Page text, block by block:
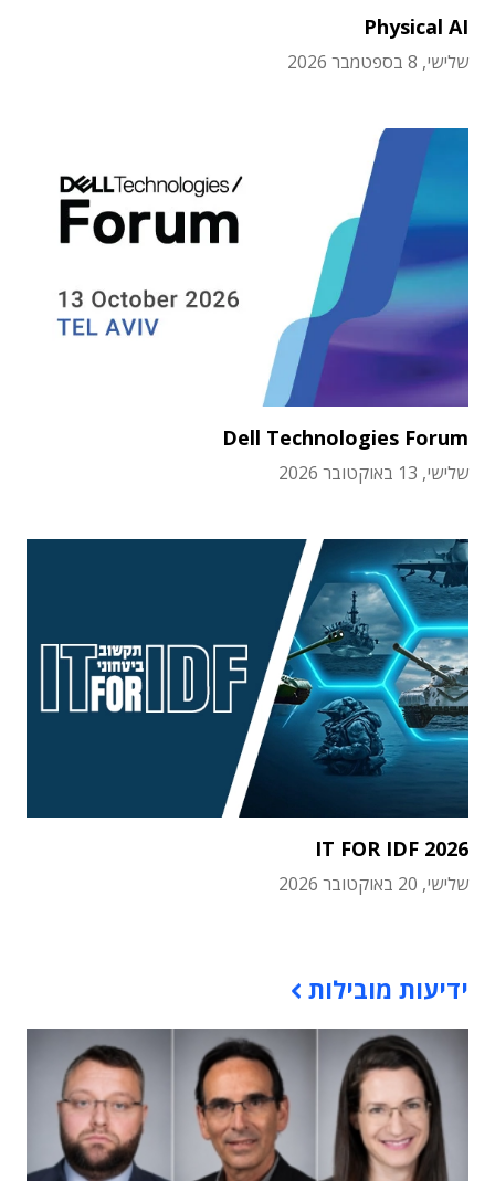
Physical AI
שלישי, 8 בספטמבר 2026
Dell Technologies Forum
שלישי, 13 באוקטובר 2026
IT FOR IDF 2026
שלישי, 20 באוקטובר 2026
ידיעות מובילות